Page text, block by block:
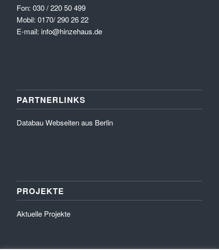
Fon: 030 / 220 50 499
Mobil: 0170/ 290 26 22
E-mail: info@hinzehaus.de
PARTNERLINKS
Databau Webseiten aus Berlin
PROJEKTE
Aktuelle Projekte